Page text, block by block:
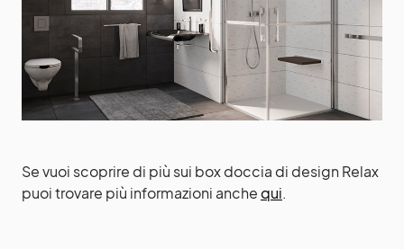
Se vuoi scoprire di più sui box doccia di design Relax
puoi trovare più informazioni anchequi.